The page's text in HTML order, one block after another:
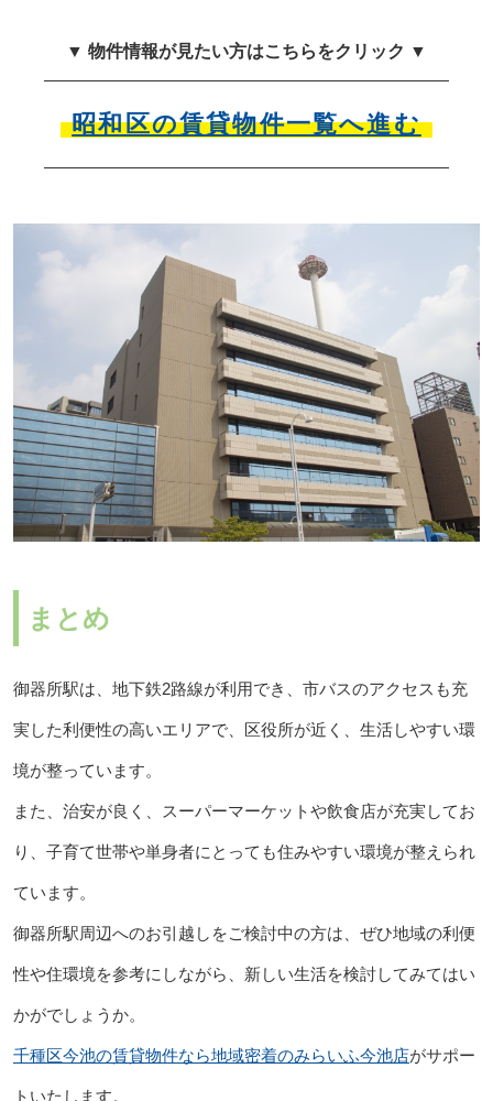
▼ 物件情報が見たい方はこちらをクリック ▼
昭和区の賃貸物件一覧へ進む
まとめ
御器所駅は、地下鉄2路線が利用でき、市バスのアクセスも充
実した利便性の高いエリアで、区役所が近く、生活しやすい環
境が整っています。
また、治安が良く、スーパーマーケットや飲食店が充実してお
り、子育て世帯や単身者にとっても住みやすい環境が整えられ
ています。
御器所駅周辺へのお引越しをご検討中の方は、ぜひ地域の利便
性や住環境を参考にしながら、新しい生活を検討してみてはい
かがでしょうか。
千種区今池の賃貸物件なら地域密着のみらいふ今池店がサポー
トいたします。